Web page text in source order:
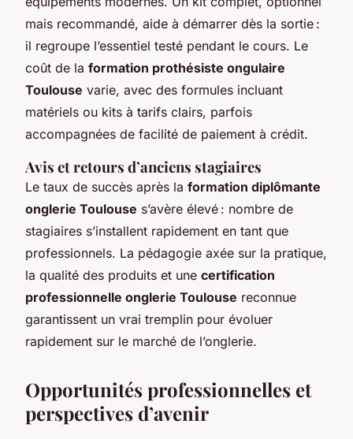
mais recommandé, aide à démarrer dès la sortie :
il regroupe l’essentiel testé pendant le cours. Le
coût de la formation prothésiste ongulaire
Toulouse varie, avec des formules incluant
matériels ou kits à tarifs clairs, parfois
accompagnées de facilité de paiement à crédit.
Avis et retours d’anciens stagiaires
Le taux de succès après la formation diplômante
onglerie Toulouse s’avère élevé : nombre de
stagiaires s’installent rapidement en tant que
professionnels. La pédagogie axée sur la pratique,
la qualité des produits et une certification
professionnelle onglerie Toulouse reconnue
garantissent un vrai tremplin pour évoluer
rapidement sur le marché de l’onglerie.
Opportunités professionnelles et
perspectives d’avenir